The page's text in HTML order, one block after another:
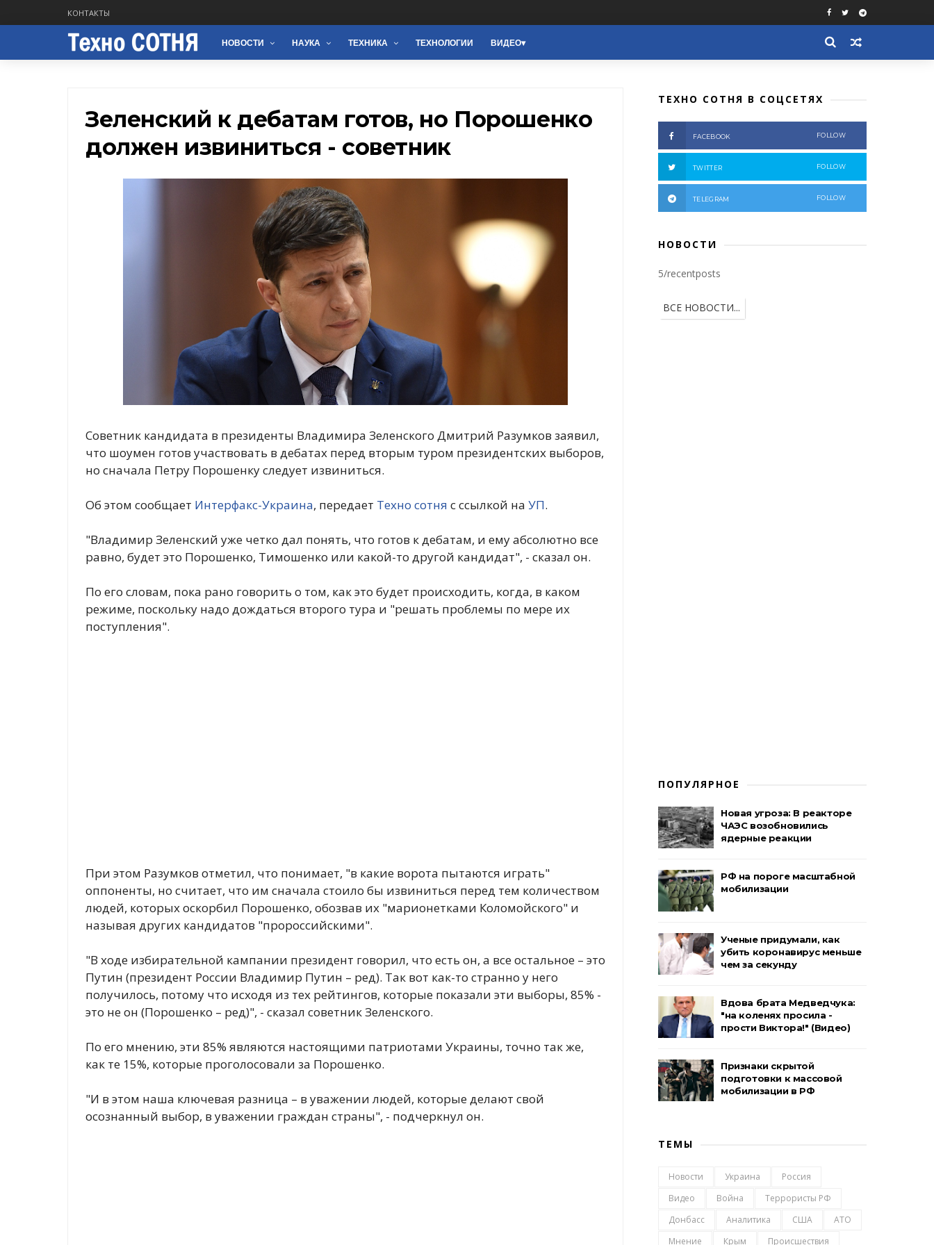
КОНТАКТЫ
НОВОСТИ НАУКА ТЕХНИКА ТЕХНОЛОГИИ ВИДЕО
Зеленский к дебатам готов, но Порошенко
должен извиниться - советник
Советник кандидата в президенты Владимира Зеленского Дмитрий Разумков заявил,
что шоумен готов участвовать в дебатах перед вторым туром президентских выборов,
но сначала Петру Порошенку следует извиниться.
Об этом сообщает Интерфакс-Украина, передает Техно сотня с ссылкой на УП.
"Владимир Зеленский уже четко дал понять, что готов к дебатам, и ему абсолютно все
равно, будет это Порошенко, Тимошенко или какой-то другой кандидат", - сказал он.
По его словам, пока рано говорить о том, как это будет происходить, когда, в каком
режиме, поскольку надо дождаться второго тура и "решать проблемы по мере их
поступления".
При этом Разумков отметил, что понимает, "в какие ворота пытаются играть"
оппоненты, но считает, что им сначала стоило бы извиниться перед тем количеством
людей, которых оскорбил Порошенко, обозвав их "марионетками Коломойского" и
называя других кандидатов "пророссийскими".
"В ходе избирательной кампании президент говорил, что есть он, а все остальное – это
Путин (президент России Владимир Путин – ред). Так вот как-то странно у него
получилось, потому что исходя из тех рейтингов, которые показали эти выборы, 85% -
это не он (Порошенко – ред)", - сказал советник Зеленского.
По его мнению, эти 85% являются настоящими патриотами Украины, точно так же,
как те 15%, которые проголосовали за Порошенко.
"И в этом наша ключевая разница – в уважении людей, которые делают свой
осознанный выбор, в уважении граждан страны", - подчеркнул он.
ТЕХНО СОТНЯ В СОЦСЕТЯХ
FACEBOOK FOLLOW
TWITTER FOLLOW
TELEGRAM FOLLOW
НОВОСТИ
5/recentposts
ВСЕ НОВОСТИ...
ПОПУЛЯРНОЕ
Новая угроза: В реакторе
ЧАЭС возобновились
ядерные реакции
РФ на пороге масштабной
мобилизации
Ученые придумали, как
убить коронавирус меньше
чем за секунду
Вдова брата Медведчука:
"на коленях просила -
прости Виктора!" (Видео)
Признаки скрытой
подготовки к массовой
мобилизации в РФ
ТЕМЫ
Новости Украина
Россия
Видео
Война
Террористы РФ
Донбасс
Аналитика США
АТО
Мнение
Крым
Происшествия